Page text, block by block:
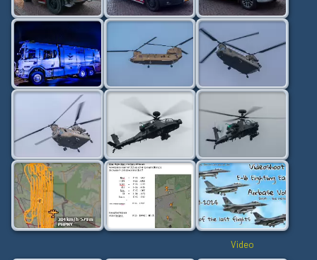
Video